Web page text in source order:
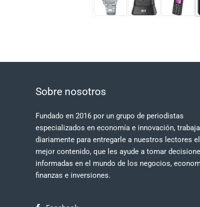
Sobre nosotros
Fundado en 2016 por un grupo de periodistas
especializados en economía e innovación,
diariamente para entregarle a nuestros lectores el
mejor contenido, que les ayude a tomar
informadas en el mundo de los negocios,
finanzas e inversiones.